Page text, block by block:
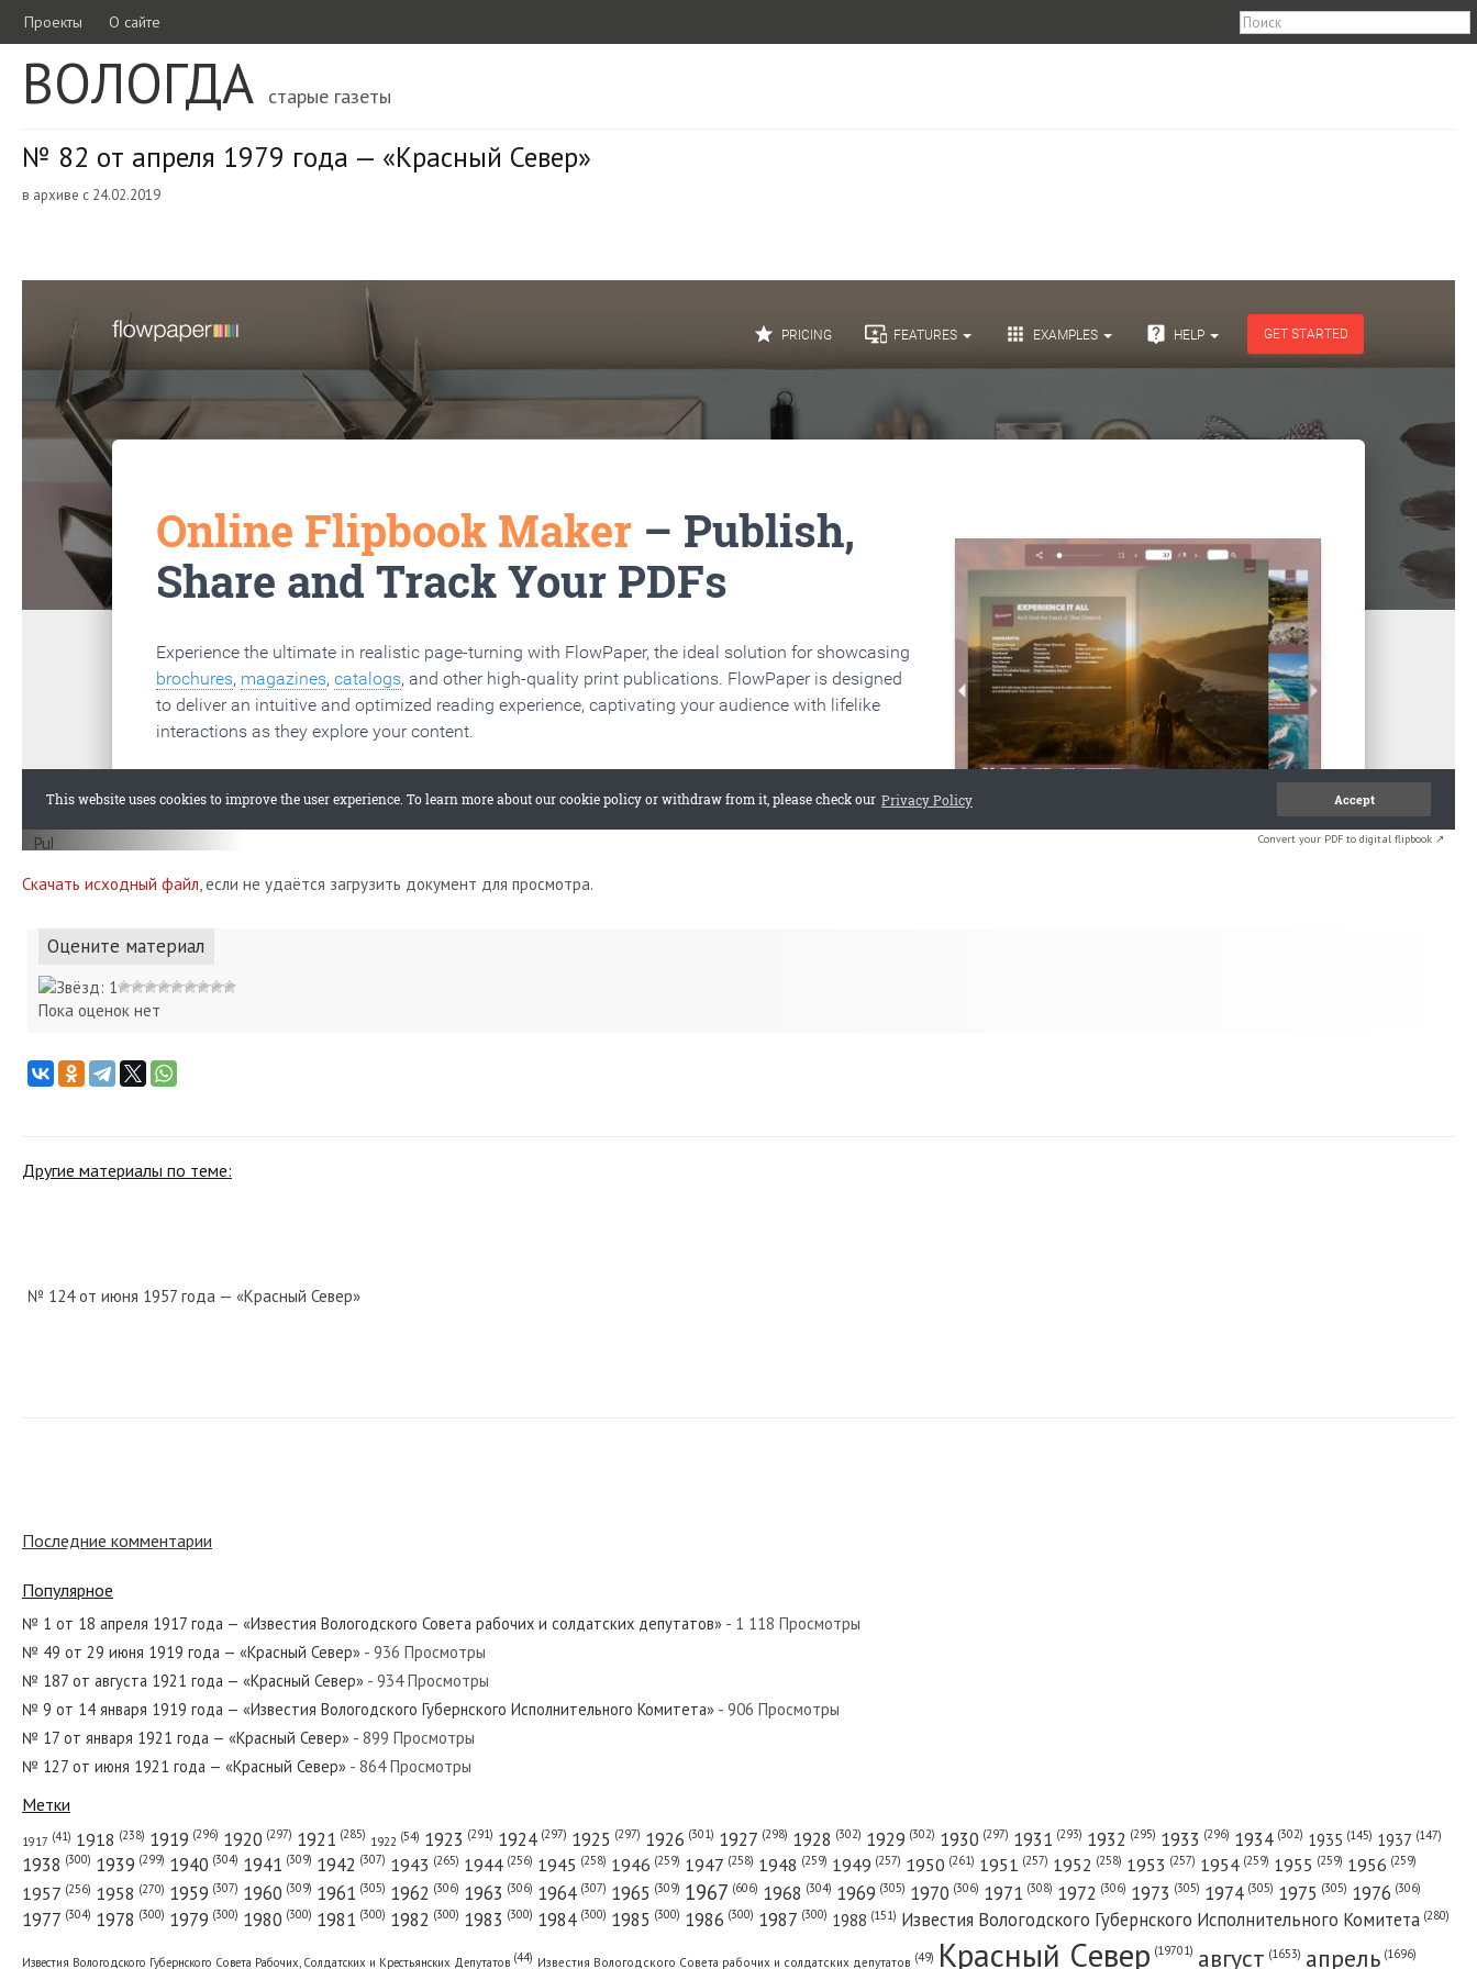
Проекты О сайте
ВОЛОГДА старые газеты
№ 82 от апреля 1979 года — «Красный Север»
в архиве с 24.02.2019
Convert your PDF to digital flipbook ↗
Скачать исходный файл, если не удаётся загрузить документ для просмотра.
Оцените материал
Пока оценок нет
Другие материалы по теме:
№ 124 от июня 1957 года — «Красный Север»
№ 90 от апреля 1980 года — «Красный Север»
№ 248 от декабря 1957 года — «Красный Север»
№ 278 от ноября 1960 года — «Красный Север»
Последние комментарии
Популярное
№ 1 от 18 апреля 1917 года — «Известия Вологодского Совета рабочих и солдатских депутатов» - 1 118 Просмотры
№ 49 от 29 июня 1919 года — «Красный Север» - 936 Просмотры
№ 187 от августа 1921 года — «Красный Север» - 934 Просмотры
№ 9 от 14 января 1919 года — «Известия Вологодского Губернского Исполнительного Комитета» - 906 Просмотры
№ 17 от января 1921 года — «Красный Север» - 899 Просмотры
№ 127 от июня 1921 года — «Красный Север» - 864 Просмотры
Метки
1917 (41) 1918 (238) 1919 (296) 1920 (297) 1921 (285) 1922 (54) 1923 (291) 1924 (297) 1925 (297) 1926 (301) 1927 (298) 1928 (302) 1929 (302) 1930 (297) 1931 (293) 1932 (295) 1933 (296) 1934 (302) 1935 (145) 1937 (147)
1938 (300) 1939 (299) 1940 (304) 1941 (309) 1942 (307) 1943 (265) 1944 (256) 1945 (258) 1946 (259) 1947 (258) 1948 (259) 1949 (257) 1950 (261) 1951 (257) 1952 (258) 1953 (257) 1954 (259) 1955 (259) 1956 (259)
1957 (256) 1958 (270) 1959 (307) 1960 (309) 1961 (305) 1962 (306) 1963 (306) 1964 (307) 1965 (309) 1967 (606) 1968 (304) 1969 (305) 1970 (306) 1971 (308) 1972 (306) 1973 (305) 1974 (305) 1975 (305) 1976 (306)
1977 (304) 1978 (300) 1979 (300) 1980 (300) 1981 (300) 1982 (300) 1983 (300) 1984 (300) 1985 (300) 1986 (300) 1987 (300) 1988 (151) Известия Вологодского Губернского Исполнительного Комитета (280)
Известия Вологодского Губернского Совета Рабочих, Солдатских и Крестьянских Депутатов (44) Известия Вологодского Совета рабочих и солдатских депутатов (49) Красный Cевер (19701) август (1653) апрель (1696)